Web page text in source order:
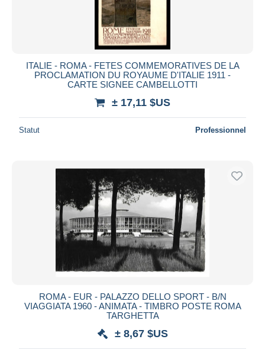
ITALIE - ROMA - FETES COMMEMORATIVES DE LA
PROCLAMATION DU ROYAUME D'ITALIE 1911 -
CARTE SIGNEE CAMBELLOTTI
± 17,11 $US
Statut Professionnel
ROMA - EUR - PALAZZO DELLO SPORT - B/N
VIAGGIATA 1960 - ANIMATA - TIMBRO POSTE ROMA
TARGHETTA
± 8,67 $US